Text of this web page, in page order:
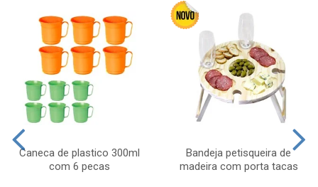
Caneca de plastico 300ml
com 6 pecas
Bandeja petisqueira de
madeira com porta tacas